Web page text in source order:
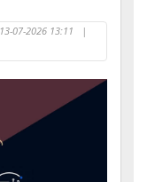
13-07-2026 13:11
|